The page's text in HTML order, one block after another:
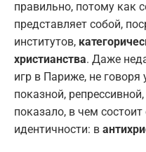
правильно, потому как
представляет собой,
институтов,
христианства. Даже
игр в Париже, не
показной,
показало, в чем состоит
идентичности: в